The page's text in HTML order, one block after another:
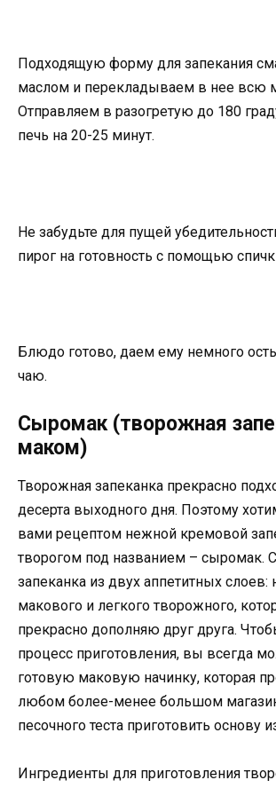
Подходящую форму для запекания
маслом и перекладываем в нее всю
Отправляем в разогретую до 180
печь на 20-25 минут.
Не забудьте для пущей
пирог на готовность с помощью
Блюдо готово, даем ему немного
чаю.
Сыромак (творожная
маком)
Творожная запеканка прекрасно
десерта выходного дня. Поэтому
вами рецептом нежной кремовой
творогом под названием – сыромак.
запеканка из двух аппетитных
макового и легкого творожного,
прекрасно дополняю друг друга.
процесс приготовления, вы всегда
готовую маковую начинку, которая
любом более-менее большом
песочного теста приготовить основу
Ингредиенты для приготовления